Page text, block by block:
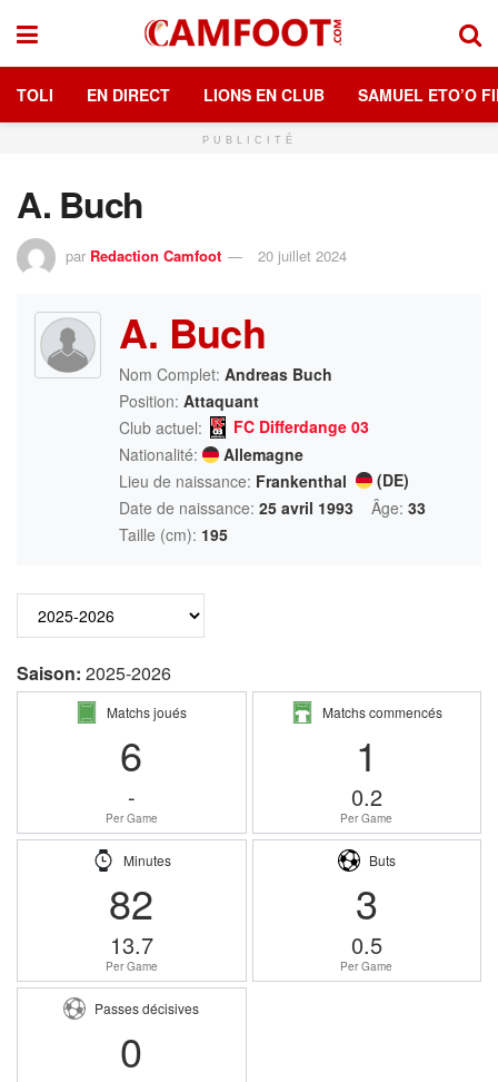
TOLI EN DIRECT LIONS EN CLUB SAMUEL ETO’O
PUBLICITÉ
A. Buch
par Redaction Camfoot 20 juillet 2024
A. Buch
Nom Complet: Andreas Buch
Position: Attaquant
Club actuel:
FC Differdange 03
Nationalité:
Allemagne
Lieu de naissance: Frankenthal
(DE)
Date de naissance: 25 avril 1993 Âge: 33
Taille (cm): 195
Saison: 2025-2026
Matchs joués
6
-
Per Game
Matchs commencés
1
0.2
Per Game
Minutes
82
13.7
Per Game
Buts
3
0.5
Per Game
Passes décisives
0